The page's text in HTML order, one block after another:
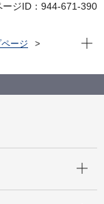
ージID：944-671-390
ージ
現在